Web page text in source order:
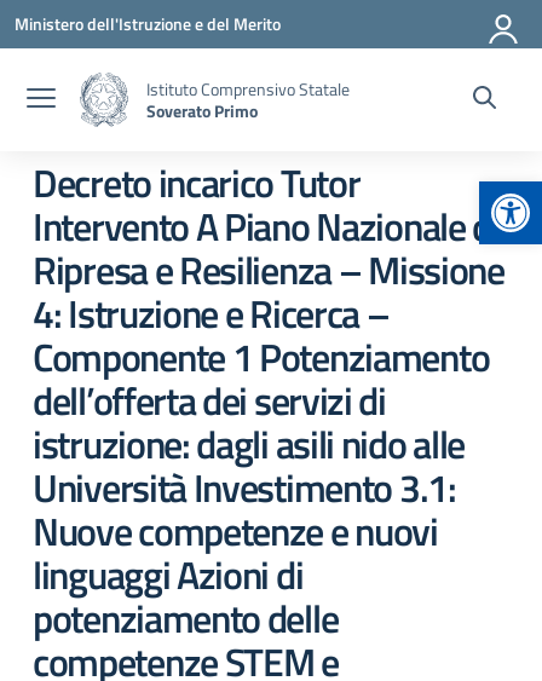
Vai ai contenuti
Vai al menu di navigazione
Vai al footer
Ministero dell'Istruzione e del Merito
Istituto Comprensivo Statale
Soverato Primo
Decreto incarico Tutor
Intervento A Piano Nazionale di
Ripresa e Resilienza – Missione
4: Istruzione e Ricerca –
Componente 1 Potenziamento
dell’offerta dei servizi di
istruzione: dagli asili nido alle
Università Investimento 3.1:
Nuove competenze e nuovi
linguaggi Azioni di
potenziamento delle
competenze STEM e